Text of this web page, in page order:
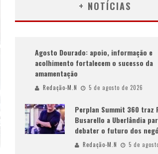
+ NOTÍCIAS
Agosto Dourado: apoio, informação e
acolhimento fortalecem o sucesso da
amamentação
Redação-M.N 5 de agosto de 2026
Perplan Summit 360 traz
Busarello a Uberlândia
debater o futuro dos
Redação-M.N 5 de